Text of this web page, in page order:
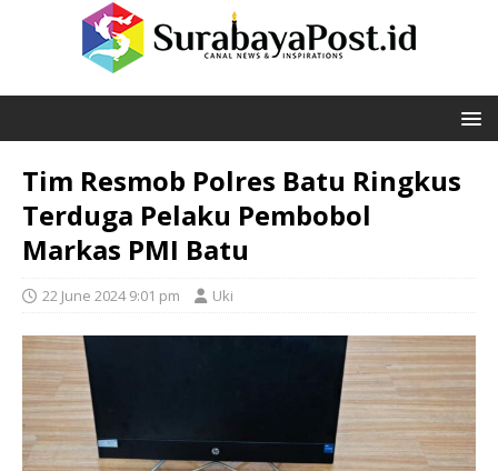
Tim Resmob Polres Batu Ringkus
Terduga Pelaku Pembobol
Markas PMI Batu
22 June 2024 9:01 pm Uki